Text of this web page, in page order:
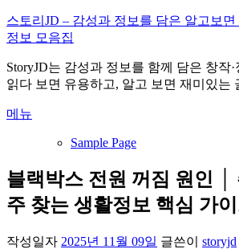
내
용
로
바
가
스토리JD – 감성과 정보를 담은 알고보
정보 모음집
StoryJD는 감성과 정보를 함께 담은 창작
읽다 보면 유용하고, 알고 보면 재미있는
메뉴
Sample Page
블랙박스 전원 꺼짐 원인 │
주 찾는 생활정보 핵심 가
작성일자 2025년 11월 09일 글쓴이 storyjd